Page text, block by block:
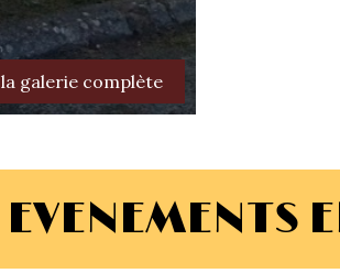
galerie complète